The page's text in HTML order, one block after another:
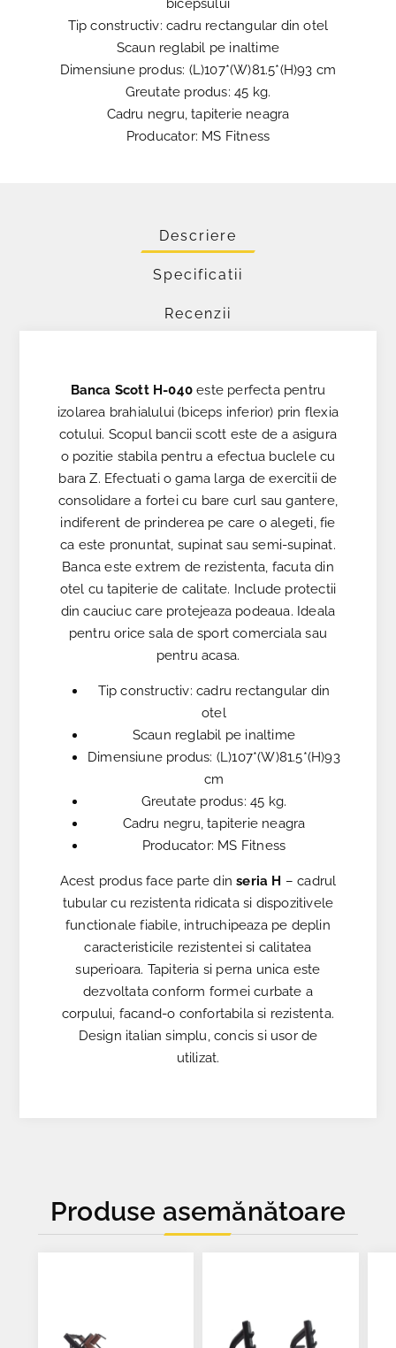
bicepsului
Tip constructiv: cadru rectangular din otel
Scaun reglabil pe inaltime
Dimensiune produs: (L)107*(W)81.5*(H)93 cm
Greutate produs: 45 kg.
Cadru negru, tapiterie neagra
Producator: MS Fitness
Descriere
Specificatii
Recenzii
Banca Scott H-040este perfecta pentru
izolarea brahialului (biceps inferior) prin flexia
cotului. Scopul bancii scott este de a asigura
o pozitie stabila pentru a efectua buclele cu
bara Z. Efectuati o gama larga de exercitii de
consolidare a fortei cu bare curl sau gantere,
indiferent de prinderea pe care o alegeti, fie
ca este pronuntat, supinat sau semi-supinat.
Banca este extrem de rezistenta, facuta din
otel cu tapiterie de calitate. Include protectii
din cauciuc care protejeaza podeaua. Ideala
pentru orice sala de sport comerciala sau
pentru acasa.
Tip constructiv: cadru rectangular din
otel
Scaun reglabil pe inaltime
Dimensiune produs: (L)107*(W)81.5*(H)93
cm
Greutate produs: 45 kg.
Cadru negru, tapiterie neagra
Producator: MS Fitness
Acest produs face parte dinseria H – cadrul
tubular cu rezistenta ridicata si dispozitivele
functionale fiabile, intruchipeaza pe deplin
caracteristicile rezistentei si calitatea
superioara. Tapiteria si perna unica este
dezvoltata conform formei curbate a
corpului, facand-o confortabila si rezistenta.
Design italian simplu, concis si usor de
utilizat.
Produse asemănătoare